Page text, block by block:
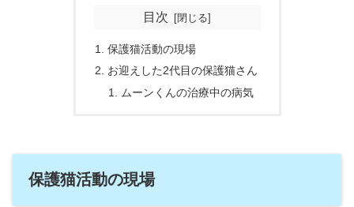
目次
保護猫活動の現場
お迎えした2代目の保護猫さん
ムーンくんの治療中の病気
保護猫活動の現場